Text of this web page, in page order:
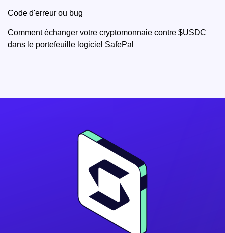
Code d'erreur ou bug
Comment échanger votre cryptomonnaie contre $USDC
dans le portefeuille logiciel SafePal